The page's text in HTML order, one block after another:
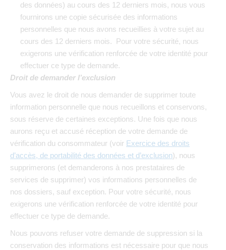
des données) au cours des 12 derniers mois, nous vous
fournirons une copie sécurisée des informations
personnelles que nous avons recueillies à votre sujet au
cours des 12 derniers mois. Pour votre sécurité, nous
exigerons une vérification renforcée de votre identité pour
effectuer ce type de demande.
Droit de demander l’exclusion
Vous avez le droit de nous demander de supprimer toute
information personnelle que nous recueillons et conservons,
sous réserve de certaines exceptions. Une fois que nous
aurons reçu et accusé réception de votre demande de
vérification du consommateur (voir Exercice des droits
d’accès, de portabilité des données et d’exclusion), nous
supprimerons (et demanderons à nos prestataires de
services de supprimer) vos informations personnelles de
nos dossiers, sauf exception. Pour votre sécurité, nous
exigerons une vérification renforcée de votre identité pour
effectuer ce type de demande.
Nous pouvons refuser votre demande de suppression si la
conservation des informations est nécessaire pour que nous